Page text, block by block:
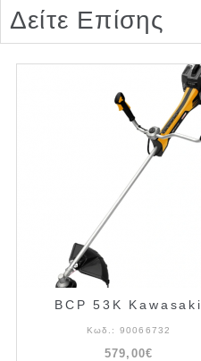
Δείτε Επίσης
BCP 53K Kawasaki
Κωδ.: 90066732
579,00€